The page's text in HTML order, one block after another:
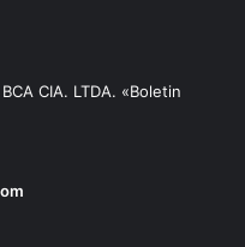
CIA. LTDA. «Boletin